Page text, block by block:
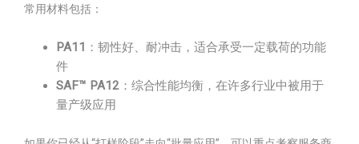
常用材料包括：
PA11 ：韧性好、耐冲击，适合承受一定载荷的功能
件
SAF™ PA12 ：综合性能均衡，在许多行业中被用于
量产级应用